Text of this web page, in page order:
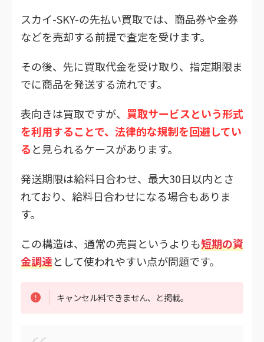
スカイ-SKY-の先払い買取では、商品券や金券
などを売却する前提で査定を受けます。
その後、先に買取代金を受け取り、指定期限ま
でに商品を発送する流れです。
表向きは買取ですが、 買取サービスという形式
を利用することで、法律的な規制を回避してい
ると見られるケースがあります。
発送期限は給料日合わせ、最大30日以内とさ
れており、給料日合わせになる場合もありま
す。
この構造は、通常の売買というよりも短期の資
金調達として使われやすい点が問題です。
キャンセル料できません、と掲載。